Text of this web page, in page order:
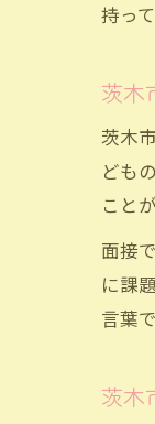
持っ
茨木
茨木
ども
こと
面接
に課
言葉
茨木